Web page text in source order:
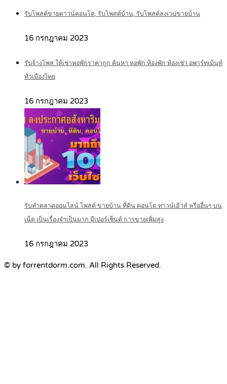
รับโพสต์ขายดาวน์คอนโด, รับโพสต์บ้าน, รับโพสต์ลงเวปขายบ้าน
16 กรกฎาคม 2023
รับจ้างโพส ให้เช่าหอพักราคาถูก ค้นหา หอพัก ห้องพัก ห้องเช่า อพาร์ทเม้นท์
ทั่วเมืองไทย
16 กรกฎาคม 2023
รับทำตลาดออนไลน์ โพสต์ ขายบ้าน ที่ดิน คอนโด ทาวน์เฮ้าส์ หรืออื่นๆ บน
เน็ต เป็นเรื่องจำเป็นมาก มีเปอร์เซ็นต์ การขายเพิ่มสูง
16 กรกฎาคม 2023
© by forrentdorm.com. All Rights Reserved.